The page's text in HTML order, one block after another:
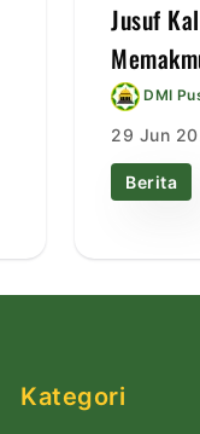
Jusuf
DMI
29 Jun
Berita
Kategori